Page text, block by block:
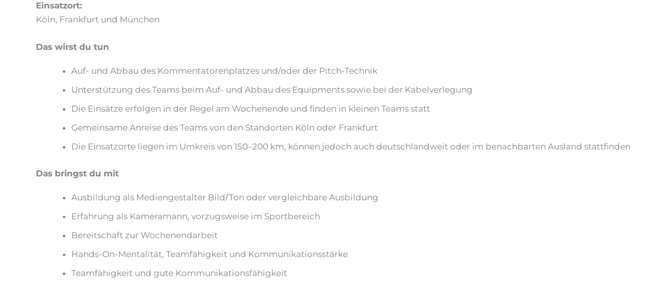
Einsatzort:
Köln, Frankfurt und München
Das wirst du tun
Auf- und Abbau des Kommentatorenplatzes und/oder der Pitch-Technik
Unterstützung des Teams beim Auf- und Abbau des Equipments sowie bei der Kabelverlegung
Die Einsätze erfolgen in der Regel am Wochenende und finden in kleinen Teams statt
Gemeinsame Anreise des Teams von den Standorten Köln oder Frankfurt
Die Einsatzorte liegen im Umkreis von 150–200 km, können jedoch auch deutschlandweit oder im benachbarten Ausland stattfinden
Das bringst du mit
Ausbildung als Mediengestalter Bild/Ton oder vergleichbare Ausbildung
Erfahrung als Kameramann, vorzugsweise im Sportbereich
Bereitschaft zur Wochenendarbeit
Hands-On-Mentalität, Teamfähigkeit und Kommunikationsstärke
Teamfähigkeit und gute Kommunikationsfähigkeit